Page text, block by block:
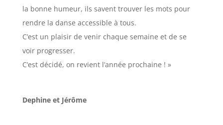
la bonne humeur, ils savent trouver les mots pour
rendre la danse accessible à tous.
C’est un plaisir de venir chaque semaine et de se
voir progresser.
C’est décidé, on revient l’année prochaine ! »
Dephine et Jérôme